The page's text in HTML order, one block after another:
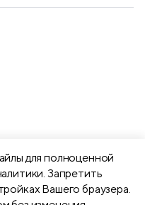
для полноценной
Запретить
Вашего браузера.
р-